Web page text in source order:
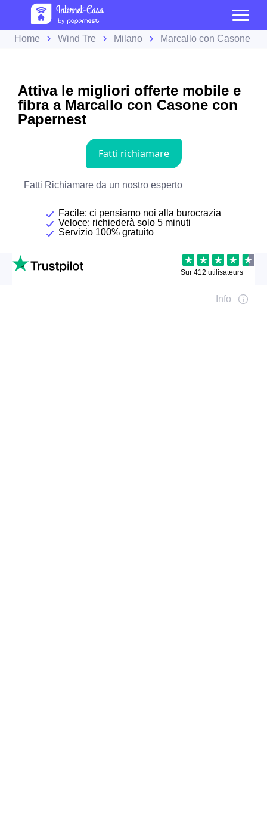
Home Wind Tre Milano Marcallo con Casone